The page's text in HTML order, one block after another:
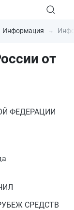
Информация
от
ФЕДЕРАЦИИ
СРЕДСТВ